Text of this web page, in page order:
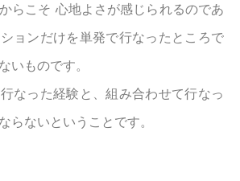
らこそ 心地よさが感じられるのであ
ョンだけを単発で行なったところで
いものです。
なった経験と、組み合わせて行なっ
らないということです。